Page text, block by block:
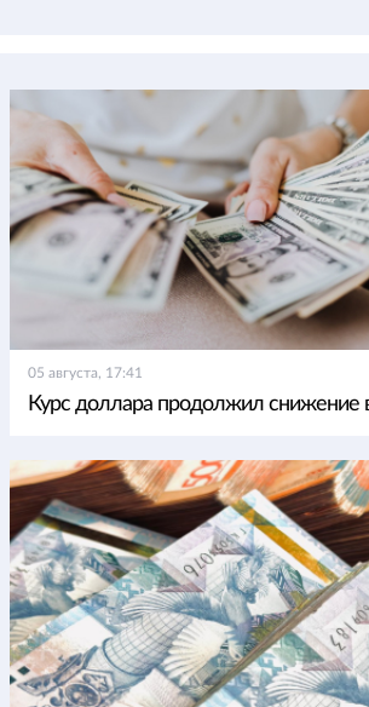
05 августа, 17:41
Курс доллара продолжил снижение